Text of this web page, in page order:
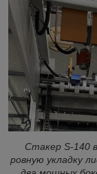
Стакер S-140
ровную укладку